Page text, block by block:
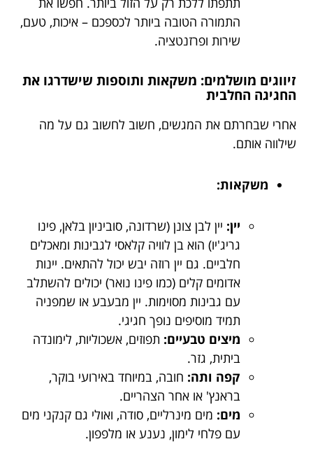
התמורה הטובה ביותר לכספכם – איכות, טעם,
שירות ופרזנטציה.
זיווגים מושלמים: משקאות ותוספות שישדרגו את
החגיגה החלבית
אחרי שבחרתם את המגשים, חשוב לחשוב גם על מה
שילווה אותם.
משקאות:
יין: יין לבן צונן (שרדונה, סוביניון בלאן, פינו
גריג'יו) הוא בן לוויה קלאסי לגבינות ומאכלים
חלביים. גם יין רוזה יבש יכול להתאים. יינות
אדומים קלים (כמו פינו נואר) יכולים להשתלב
עם גבינות מסוימות. יין מבעבע או שמפניה
תמיד מוסיפים נופך חגיגי.
מיצים טבעיים: תפוזים, אשכוליות, לימונדה
ביתית, גזר.
קפה ותה: חובה, במיוחד באירועי בוקר,
בראנץ' או אחר הצהריים.
מים: מים מינרליים, סודה, ואולי גם קנקני מים
עם פלחי לימון, נענע או מלפפון.